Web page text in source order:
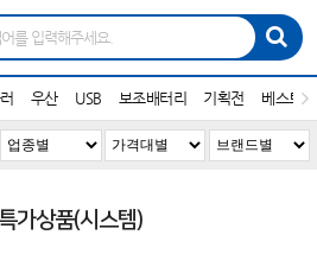
우산 USB 보조배터리 기획전 베스트
가상품(시스템)